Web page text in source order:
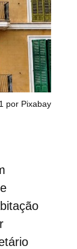
por Pixabay